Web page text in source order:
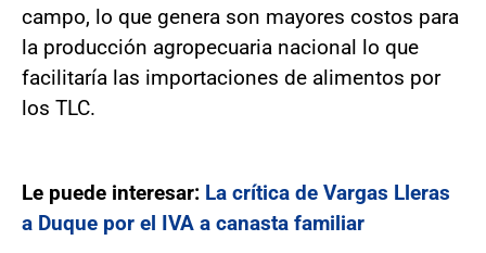
campo, lo que genera son mayores costos para
la producción agropecuaria nacional lo que
facilitaría las importaciones de alimentos por
los TLC.
Le puede interesar: La crítica de Vargas Lleras
a Duque por el IVA a canasta familiar